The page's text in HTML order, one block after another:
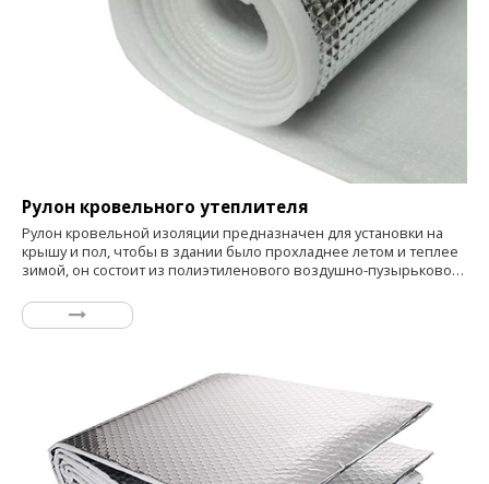
Рулон кровельного утеплителя
Рулон кровельной изоляции предназначен для установки на
крышу и пол, чтобы в здании было прохладнее летом и теплее
зимой, он состоит из полиэтиленового воздушно-пузырькового
отражать 97% излучающие тепловые лучи сохраняют
внутреннюю атмосферу прохладной летом и теплой зимой,
работает как в жарком, так и в холодном климате.